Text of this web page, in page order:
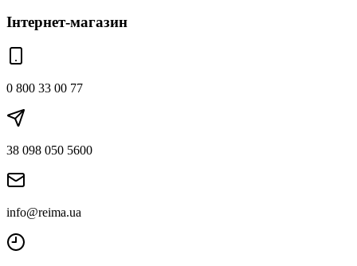
Інтернет-магазин
0 800 33 00 77
38 098 050 5600
info@reima.ua